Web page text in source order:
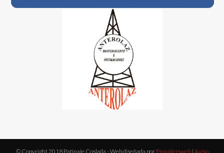
© Copyright 2018 Patinaje Coslada - Web diseñada porProvidersweb| Aviso